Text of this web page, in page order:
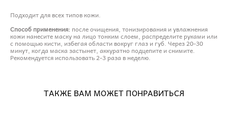
Подходит для всех типов кожи.
Способ применения: после очищения, тонизирования и увлажнения
кожи нанесите маску на лицо тонким слоем, распределите руками или
с помощью кисти, избегая области вокруг глаз и губ. Через 20-30
минут, когда маска застынет, аккуратно подцепите и снимите.
Рекомендуется использовать 2-3 раза в неделю.
ТАКЖЕ ВАМ МОЖЕТ ПОНРАВИТЬСЯ